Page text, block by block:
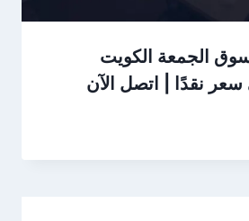
الجمعة الكويت
نقدًا | اتصل الآن